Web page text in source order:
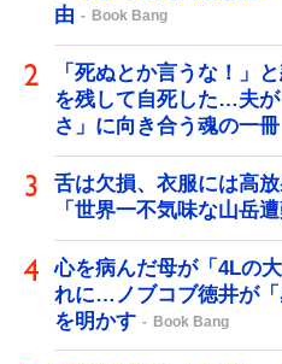
由
Book Bang
「死ぬとか言うな！」
を残して自死した…夫
さ」に向き合う魂の一冊
舌は欠損、衣服には高
「世界一不気味な山岳
心を病んだ母が「4Lの
れに…ノブコブ徳井が
を明かす
Book Bang